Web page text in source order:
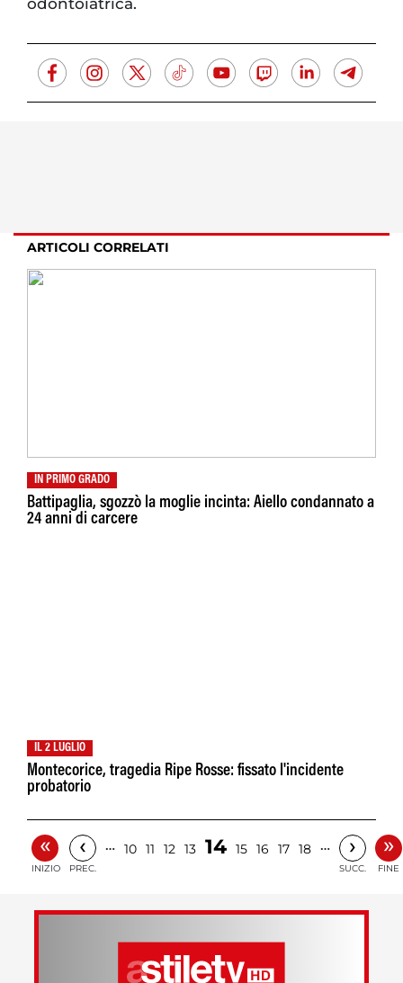
odontoiatrica.
ARTICOLI CORRELATI
IN PRIMO GRADO
Battipaglia, sgozzò la moglie incinta: Aiello condannato a
24 anni di carcere
IL 2 LUGLIO
Montecorice, tragedia Ripe Rosse: fissato l'incidente
probatorio
«
INIZIO
‹
PREC.
… 10 11 12 13 14 15 16 17 18 … ›
SUCC.
»
FINE